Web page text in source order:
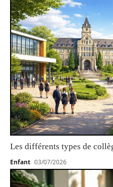
Les différents types de
Enfant 03/07/2026